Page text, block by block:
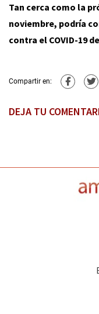
Tan cerca como la
noviembre, podría
contra el COVID-19
Compartir en:
DEJA TU